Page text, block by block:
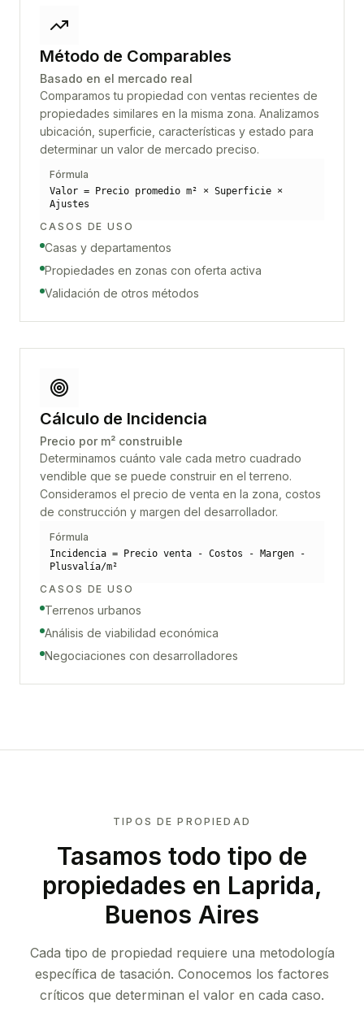
Método de Comparables
Basado en el mercado real
Comparamos tu propiedad con ventas recientes de
propiedades similares en la misma zona. Analizamos
ubicación, superficie, características y estado para
determinar un valor de mercado preciso.
Fórmula
Valor = Precio promedio m² × Superficie ×
Ajustes
CASOS DE USO
Casas y departamentos
Propiedades en zonas con oferta activa
Validación de otros métodos
Cálculo de Incidencia
Precio por m² construible
Determinamos cuánto vale cada metro cuadrado
vendible que se puede construir en el terreno.
Consideramos el precio de venta en la zona, costos
de construcción y margen del desarrollador.
Fórmula
Incidencia = Precio venta - Costos - Margen -
Plusvalía/m²
CASOS DE USO
Terrenos urbanos
Análisis de viabilidad económica
Negociaciones con desarrolladores
TIPOS DE PROPIEDAD
Tasamos todo tipo de
propiedades en Laprida,
Buenos Aires
Cada tipo de propiedad requiere una metodología
específica de tasación. Conocemos los factores
críticos que determinan el valor en cada caso.